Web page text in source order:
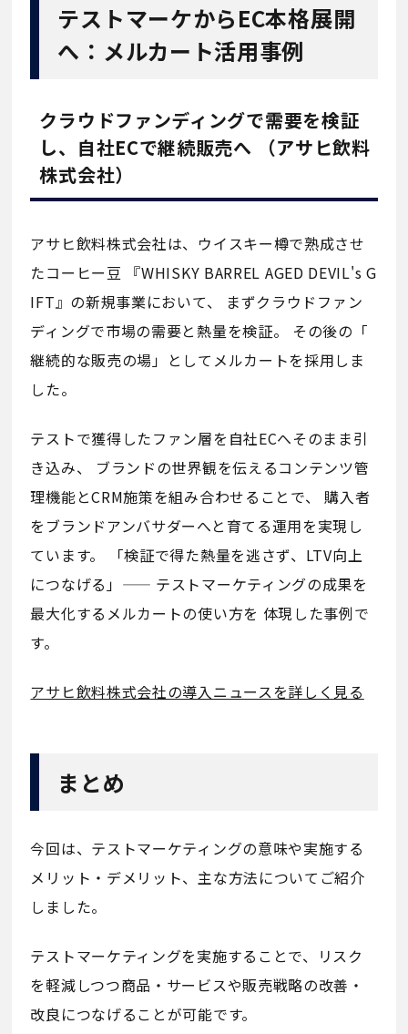
テストマーケからEC本格展開
へ：メルカート活用事例
クラウドファンディングで需要を検証
し、自社ECで継続販売へ （アサヒ飲料
株式会社）
アサヒ飲料株式会社は、ウイスキー樽で熟成させ
たコーヒー豆 『WHISKY BARREL AGED DEVIL's G
IFT』の新規事業において、 まずクラウドファン
ディングで市場の需要と熱量を検証。 その後の「
継続的な販売の場」としてメルカートを採用しま
した。
テストで獲得したファン層を自社ECへそのまま引
き込み、 ブランドの世界観を伝えるコンテンツ管
理機能とCRM施策を組み合わせることで、 購入者
をブランドアンバサダーへと育てる運用を実現し
ています。 「検証で得た熱量を逃さず、LTV向上
につなげる」—— テストマーケティングの成果を
最大化するメルカートの使い方を 体現した事例で
す。
アサヒ飲料株式会社の導入ニュースを詳しく見る
まとめ
今回は、テストマーケティングの意味や実施する
メリット・デメリット、主な方法についてご紹介
しました。
テストマーケティングを実施することで、リスク
を軽減しつつ商品・サービスや販売戦略の改善・
改良につなげることが可能です。